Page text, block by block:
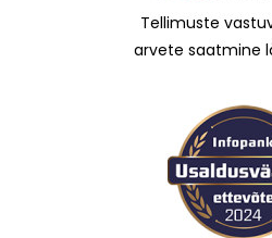
Tellimuste
arvete saatmine